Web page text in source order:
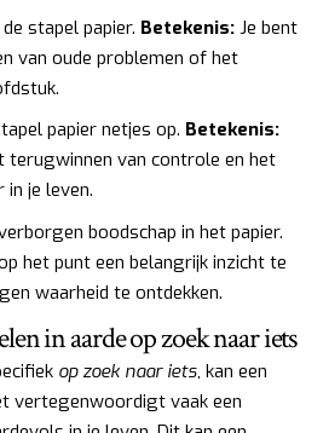
stapel papier. Betekenis: Je bent
van oude problemen of het
papier netjes op. Betekenis:
terugwinnen van controle en het
je leven.
boodschap in het papier.
het punt een belangrijk inzicht te
waarheid te ontdekken.
in aarde op zoek naar iets
op zoek naar iets, kan een
vertegenwoordigt vaak een